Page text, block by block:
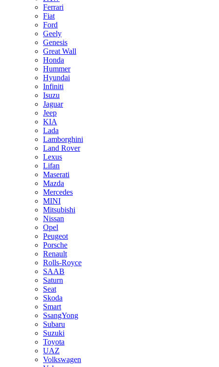
Ferrari
Fiat
Ford
Geely
Genesis
Great Wall
Honda
Hummer
Hyundai
Infiniti
Isuzu
Jaguar
Jeep
KIA
Lada
Lamborghini
Land Rover
Lexus
Lifan
Maserati
Mazda
Mercedes
MINI
Mitsubishi
Nissan
Opel
Peugeot
Porsche
Renault
Rolls-Royce
SAAB
Saturn
Seat
Skoda
Smart
SsangYong
Subaru
Suzuki
Toyota
UAZ
Volkswagen